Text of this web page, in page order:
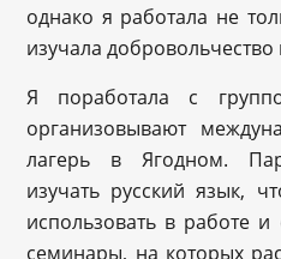
однако я работала не
изучала добровольчество
Я поработала с
организовывают
лагерь в Ягодном.
изучать русский язык,
использовать в работе
семинары, на которых